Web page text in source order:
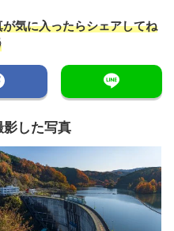
気に入ったらシェアしてね
した写真